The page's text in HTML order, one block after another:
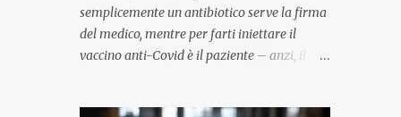
semplicemente un antibiotico serve la firma
del medico, mentre per farti iniettare il
vaccino anti-Covid è il paziente – anzi, il